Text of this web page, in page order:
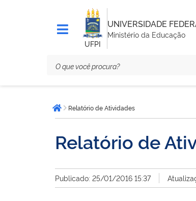
UFPI
UNIVERSIDADE
Ministério da Educação
está
aqui:Página inicial
Relatório de Atividades
Relatório de
Publicado: 25/01/2016 15:37